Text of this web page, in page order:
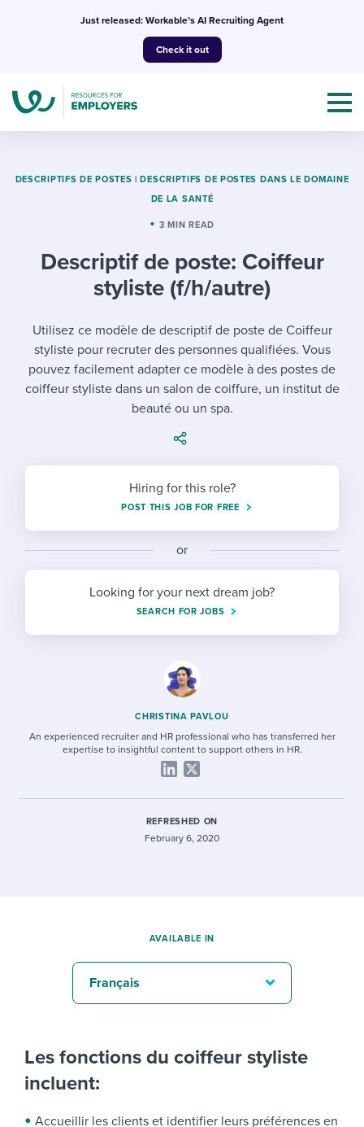
Just released: Workable’s AI Recruiting Agent
Check it out
Topics
Mobilizing AI in my work
Evaluating candidates
Working together with others
Maintaining hiring pipelines
Developing & retaining people
Ensuring compliance
Finding and attracting people
Establishing an employer brand
Templates & Guides
Job description templates
Interview question templates
Policy templates
Step-by-step tutorials
Free ebooks & reports
HR terms
I’m a jobseeker
I WANT TO LEARN ABOUT...
Applying for a job
Interview process
Career development
Modern working life
Attend webinars & events
Workable customer stories
Explore Workable
Request a demo
Start a free trial
DESCRIPTIFS DE POSTES | DESCRIPTIFS DE POSTES DANS LE DOMAINE
DE LA SANTÉ
3 MIN READ
Descriptif de poste: Coiffeur
styliste (f/h/autre)
Utilisez ce modèle de descriptif de poste de Coiffeur
styliste pour recruter des personnes qualifiées. Vous
pouvez facilement adapter ce modèle à des postes de
coiffeur styliste dans un salon de coiffure, un institut de
beauté ou un spa.
Hiring for this role?
POST THIS JOB FOR FREE
or
Looking for your next dream job?
SEARCH FOR JOBS
CHRISTINA PAVLOU
An experienced recruiter and HR professional who has transferred her
expertise to insightful content to support others in HR.
REFRESHED ON
February 6, 2020
Les fonctions du coiffeur styliste
incluent:
Accueillir les clients et identifier leurs préférences en
AVAILABLE IN
Français